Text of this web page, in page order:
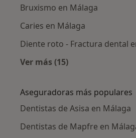
Bruxismo en Málaga
Caries en Málaga
Diente roto - Fractura dental
Ver más (15)
Aseguradoras más populares
Dentistas de Asisa en Málaga
Dentistas de Mapfre en